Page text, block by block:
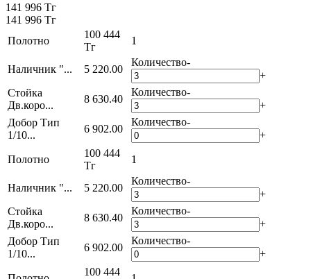
141 996 Тг
141 996 Тг
Полотно
100 444
Тг
1
Наличник "... 5 220.00
Количество-
+
Стойка
Дв.коро...
8 630.40
Количество-
+
Добор Тип
1/10...
6 902.00
Количество-
+
Полотно
100 444
Тг
1
Наличник "... 5 220.00
Количество-
+
Стойка
Дв.коро...
8 630.40
Количество-
+
Добор Тип
1/10...
6 902.00
Количество-
+
100 444